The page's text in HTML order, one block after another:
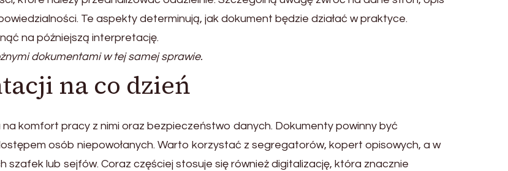
Te aspekty determinują, jak dokument będzie działać w praktyce.
na późniejszą interpretację.
dokumentami w tej samej sprawie.
na co dzień
komfort pracy z nimi oraz bezpieczeństwo danych. Dokumenty powinny być
osób niepowołanych. Warto korzystać z segregatorów, kopert opisowych, a w
lub sejfów. Coraz częściej stosuje się również digitalizację, która znacznie